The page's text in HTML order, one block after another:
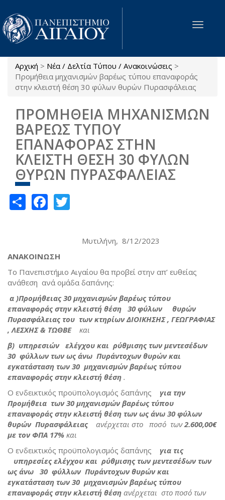
Παράκαμψη προς το κυρίως περιεχόμενο
Toggle
Είστε εδώ
Αρχική > Νέα / Δελτία Τύπου / Ανακοινώσεις >
Προμήθεια μηχανισμών βαρέως τύπου επαναφοράς
στην κλειστή θέση 30 φύλων θυρών Πυρασφάλειας
ΠΡΟΜΗΘΕΙΑ ΜΗΧΑΝΙΣΜΩΝ
ΒΑΡΕΩΣ ΤΥΠΟΥ
ΕΠΑΝΑΦΟΡΑΣ ΣΤΗΝ
ΚΛΕΙΣΤΗ ΘΕΣΗ 30 ΦΥΛΩΝ
ΘΥΡΩΝ ΠΥΡΑΣΦΑΛΕΙΑΣ
ShareFacebook
Μυτιλήνη, 8/12/2023
ΑΝΑΚΟΙΝΩΣΗ
Το Πανεπιστήμιο Αιγαίου θα προβεί στην απ’ ευθείας
ανάθεση ανά ομάδα δαπάνης:
α )Προμήθειας 30 μηχανισμών βαρέως τύπου
επαναφοράς στην κλειστή θέση 30 φύλων θυρών
Πυρασφάλειας του των κτηρίων ΔΙΟΙΚΗΣΗΣ , ΓΕΩΓΡΑΦΙΑΣ
, ΛΕΣΧΗΣ & ΤΩΘΒΕκαι
β) υπηρεσιών ελέγχου και ρύθμισης των μεντεσέδων
30 φύλλων των ως άνω Πυράντοχων θυρών και
εγκατάσταση των 30 μηχανισμών βαρέως τύπου
επαναφοράς στην κλειστή θέση .
Ο ενδεικτικός προϋπολογισμός δαπάνης
για την
Προμήθεια των 30 μηχανισμών βαρέως τύπου
επαναφοράς στην κλειστή θέση των ως άνω 30 φύλων
θυρών Πυρασφάλειας ανέρχεται στο ποσό των2.600,00€
με τον ΦΠΑ 17% και
Ο ενδεικτικός προϋπολογισμός δαπάνης
για τις
υπηρεσίες ελέγχου και ρύθμισης των μεντεσέδων των
ως άνω 30 φύλλων Πυράντοχων θυρών και
εγκατάσταση των 30 μηχανισμών βαρέως τύπου
επαναφοράς στην κλειστή θέση ανέρχεται στο ποσό των